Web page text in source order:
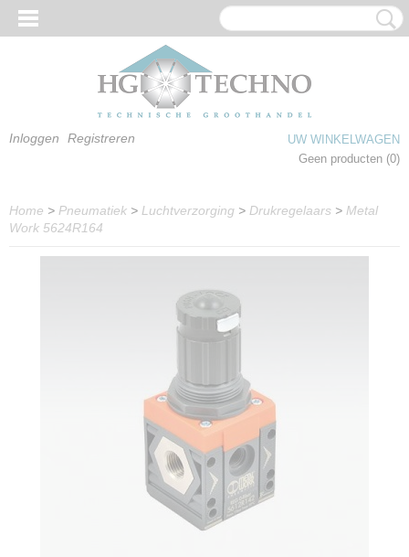
Inloggen Registreren
UW WINKELWAGEN
Geen producten (0)
Home > Pneumatiek > Luchtverzorging > Drukregelaars > Metal
Work 5624R164